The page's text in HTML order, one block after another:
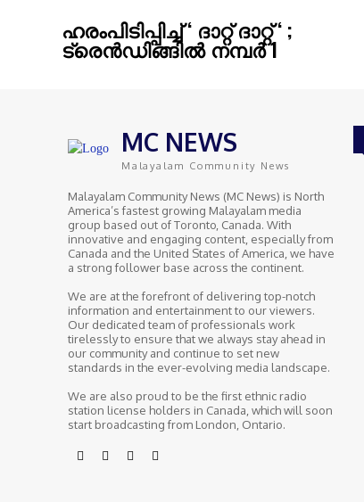
ഹരംപിടിപ്പിച്ച് ‘ ദാറ്റ് ദാറ്റ് ‘ ;
ട്രെൻഡിങ്ങിൽ നമ്പർ 1
MC NEWS
Malayalam Community News
Malayalam Community News (MC News) is North
America’s fastest growing Malayalam media
group based out of Toronto, Canada. With
innovative and engaging content, especially from
Canada and the United States of America, we have
a strong follower base across the continent.
We are at the forefront of delivering top-notch
information and entertainment to our viewers.
Our dedicated team of professionals work
tirelessly to ensure that we always stay ahead in
our community and continue to set new
standards in the ever-evolving media landscape.
We are also proud to be the first ethnic radio
station license holders in Canada, which will soon
start broadcasting from London, Ontario.